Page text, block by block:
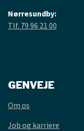
Nørresundby:
Tlf. 79 96 21 00
GENVEJE
Om os
Job og karriere